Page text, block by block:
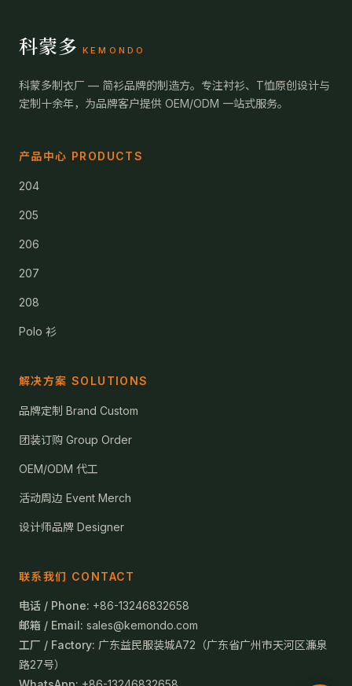
科蒙多 KEMONDO
科蒙多制衣厂 — 简衫品牌的制造方。专注衬衫、T恤原创设计与
定制十余年，为品牌客户提供 OEM/ODM 一站式服务。
产品中心 PRODUCTS
204
205
206
207
208
Polo 衫
解决方案 SOLUTIONS
品牌定制 Brand Custom
团装订购 Group Order
OEM/ODM 代工
活动周边 Event Merch
设计师品牌 Designer
联系我们 CONTACT
电话 / Phone: +86-13246832658
邮箱 / Email: sales@kemondo.com
工厂 / Factory: 广东益民服装城A72（广东省广州市天河区濂泉
路27号）